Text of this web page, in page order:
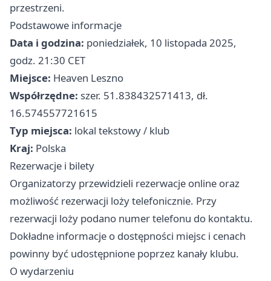
przestrzeni.
Podstawowe informacje
Data i godzina: poniedziałek, 10 listopada 2025,
godz. 21:30 CET
Miejsce: Heaven Leszno
Współrzędne: szer. 51.838432571413, dł.
16.574557721615
Typ miejsca: lokal tekstowy / klub
Kraj: Polska
Rezerwacje i bilety
Organizatorzy przewidzieli rezerwacje online oraz
możliwość rezerwacji loży telefonicznie. Przy
rezerwacji loży podano numer telefonu do kontaktu.
Dokładne informacje o dostępności miejsc i cenach
powinny być udostępnione poprzez kanały klubu.
O wydarzeniu